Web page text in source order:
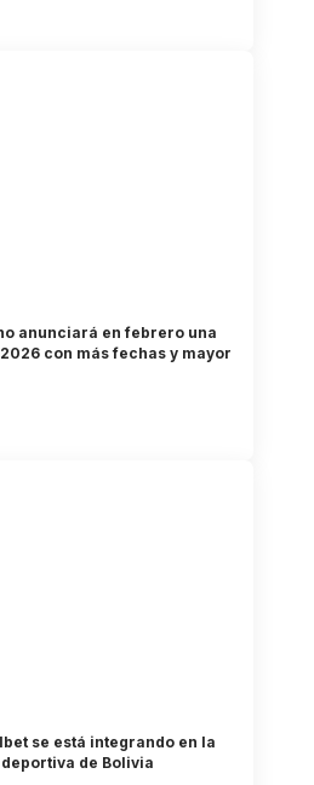
anunciará en febrero una
con más fechas y mayor
se está integrando en la
de Bolivia